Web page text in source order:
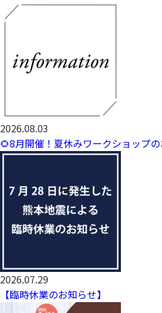
2026.08.03
🌻8月開催！夏休みワークショップ
2026.07.29
【臨時休業のお知らせ】